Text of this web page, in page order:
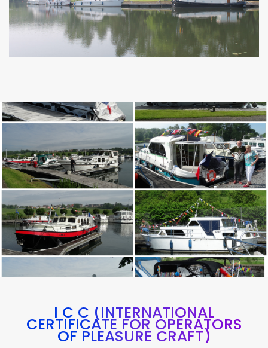
I C C (INTERNATIONAL
CERTIFICATE FOR OPERATORS
OF PLEASURE CRAFT)